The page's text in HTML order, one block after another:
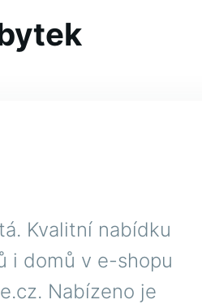
Kvalitní nabídku
i domů v e-shopu
Nabízeno je